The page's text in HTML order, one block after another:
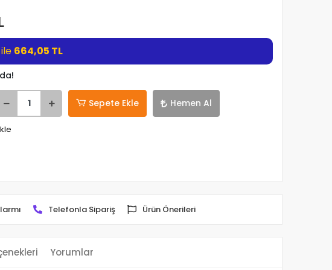
664,05 TL
Sepete Ekle Hemen Al
Telefonla Sipariş Ürün Önerileri
Yorumlar